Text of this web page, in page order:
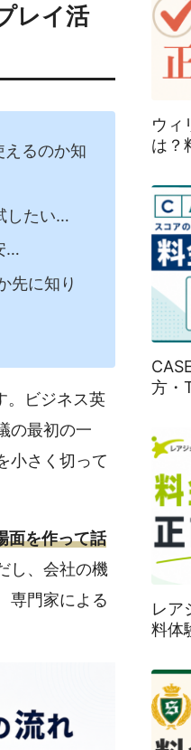
レイ活
るのか知
したい…
…
先に知り
。ビジネス英
の最初の一
小さく切って
面を作って話
し、会社の機
専門家による
ウィ
は？
方・
レア
料体